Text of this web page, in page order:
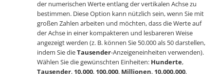
der numerischen Werte entlang der vertikalen Achse zu
bestimmen. Diese Option kann nützlich sein, wenn Sie mit
großen Zahlen arbeiten und möchten, dass die Werte auf
der Achse in einer kompakteren und lesbareren Weise
angezeigt werden (z. B. können Sie 50.000 als 50 darstellen,
indem Sie dieTausender-Anzeigeneinheiten verwenden).
Wählen Sie die gewünschten Einheiten: Hunderte,
Tausender, 10.000, 100.000, Millionen, 10.000.000,